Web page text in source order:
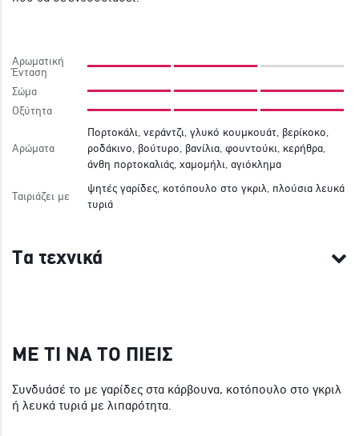
Αρωματική
Ένταση
Σώμα
Οξύτητα
Αρώματα
Πορτοκάλι, νεράντζι, γλυκό κουμκουάτ, βερίκοκο,
ροδάκινο, βούτυρο, βανίλια, φουντούκι, κερήθρα,
άνθη πορτοκαλιάς, χαμομήλι, αγιόκλημα
Ταιριάζει με
ψητές γαρίδες, κοτόπουλο στο γκριλ, πλούσια λευκά
τυριά
Τα τεχνικά
ΜΕ ΤΙ ΝΑ ΤΟ ΠΙΕΙΣ
Συνδυάσέ το με γαρίδες στα κάρβουνα, κοτόπουλο στο γκριλ
ή λευκά τυριά με λιπαρότητα.